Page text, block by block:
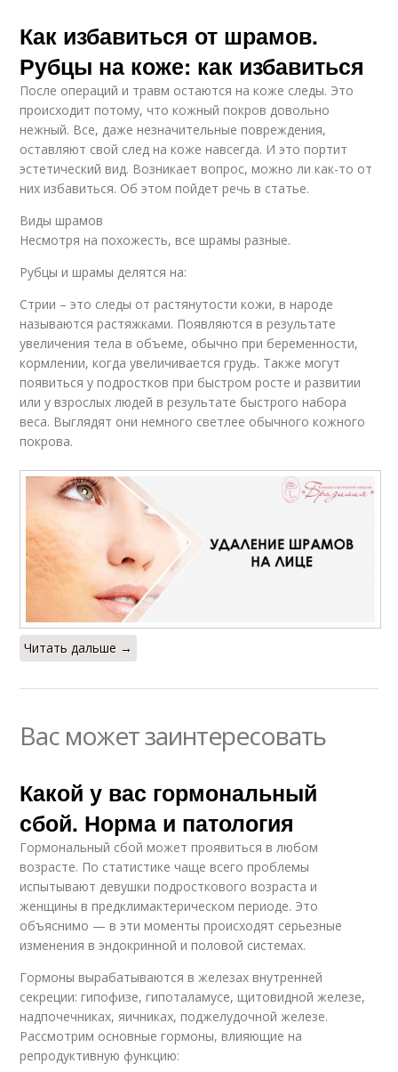
Как избавиться от шрамов.
Рубцы на коже: как избавиться
После операций и травм остаются на коже следы. Это
происходит потому, что кожный покров довольно
нежный. Все, даже незначительные повреждения,
оставляют свой след на коже навсегда. И это портит
эстетический вид. Возникает вопрос, можно ли как-то от
них избавиться. Об этом пойдет речь в статье.
Виды шрамов
Несмотря на похожесть, все шрамы разные.
Рубцы и шрамы делятся на:
Стрии – это следы от растянутости кожи, в народе
называются растяжками. Появляются в результате
увеличения тела в объеме, обычно при беременности,
кормлении, когда увеличивается грудь. Также могут
появиться у подростков при быстром росте и развитии
или у взрослых людей в результате быстрого набора
веса. Выглядят они немного светлее обычного кожного
покрова.
Читать дальше →
Вас может заинтересовать
Какой у вас гормональный
сбой. Норма и патология
Гормональный сбой может проявиться в любом
возрасте. По статистике чаще всего проблемы
испытывают девушки подросткового возраста и
женщины в предклимактерическом периоде. Это
объяснимо — в эти моменты происходят серьезные
изменения в эндокринной и половой системах.
Гормоны вырабатываются в железах внутренней
секреции: гипофизе, гипоталамусе, щитовидной железе,
надпочечниках, яичниках, поджелудочной железе.
Рассмотрим основные гормоны, влияющие на
репродуктивную функцию: